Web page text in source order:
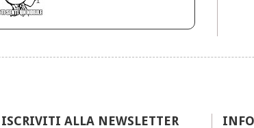
ISCRIVITI ALLA NEWSLETTER INFO